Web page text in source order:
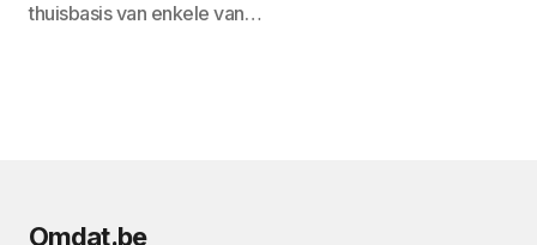
thuisbasis van enkele van…
Omdat.be